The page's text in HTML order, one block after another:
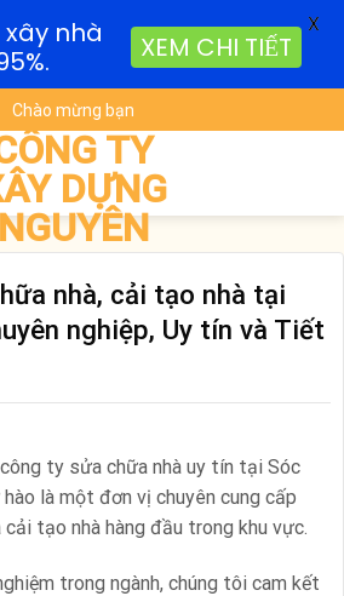
Chào mừng bạn
TY
DỰNG
nhà, cải tạo nhà tại
nghiệp, Uy tín và Tiết
ty sửa chữa nhà uy tín tại Sóc
là một đơn vị chuyên cung cấp
tạo nhà hàng đầu trong khu vực.
trong ngành, chúng tôi cam kết
nhà
XEM CHI TIẾT
X